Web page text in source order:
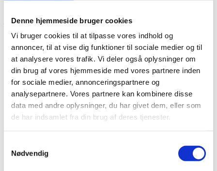
Denne hjemmeside bruger cookies
Vi bruger cookies til at tilpasse vores indhold og
annoncer, til at vise dig funktioner til sociale medier og til
at analysere vores trafik. Vi deler også oplysninger om
din brug af vores hjemmeside med vores partnere inden
for sociale medier, annonceringspartnere og
analysepartnere. Vores partnere kan kombinere disse
data med andre oplysninger, du har givet dem, eller som
de har indsamlet fra din brug af deres tjenester.
Nødvendig
– Viborg Begravelsesforretning
Søger du tryg, kompetent og erfaren hjælp til begravelse eller
bisættelse i Bruunshåb eller omegn, kan vi hjælpe hos Bedemand
Per Rasmussen – Viborg Begravelsesforretning.
Vi fungerer som din lokale bedemand i Bruunshåb og omegnsbyer,
når der er sket et dødsfald, og der skal arrangeres en begravelse eller
bisættelse samt eventuelt mindesamvær.
Vi kan også være behjælpelige med at bestille blomster, trykke
salmeblade, sørge for solosang i kirken mv.
Kontakt & åbningstider
Du kan altid komme i kontakt med os -
også aften og weekend.